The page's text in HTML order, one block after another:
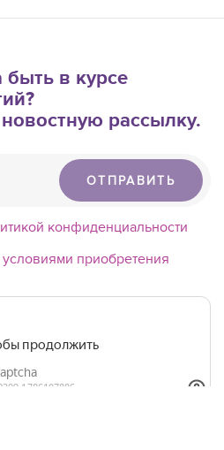
быть в курсе
рассылку.
ОТПРАВИТЬ
конфиденциальности
условиями приобретения